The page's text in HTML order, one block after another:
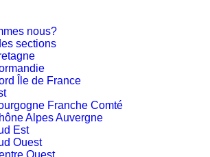
nous?
sections
Île de France
Franche Comté
Alpes Auvergne
Est
Ouest
Ouest